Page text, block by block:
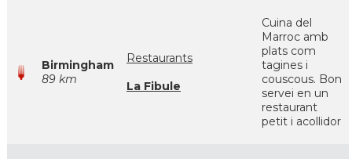
Birmingham
89 km
Restaurants
La Fibule
Cuina del
Marroc amb
plats com
tagines i
couscous. Bon
servei en un
restaurant
petit i acollidor